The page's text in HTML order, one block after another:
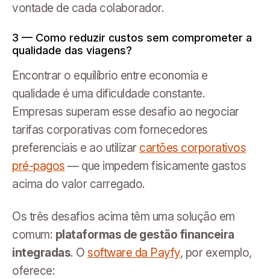
vontade de cada colaborador.
3 — Como reduzir custos sem comprometer a
qualidade das viagens?
Encontrar o equilíbrio entre economia e
qualidade é uma dificuldade constante.
Empresas superam esse desafio ao negociar
tarifas corporativas com fornecedores
preferenciais e ao utilizar cartões corporativos
pré-pagos — que impedem fisicamente gastos
acima do valor carregado.
Os três desafios acima têm uma solução em
comum: plataformas de gestão financeira
integradas. O software da Payfy, por exemplo,
oferece: